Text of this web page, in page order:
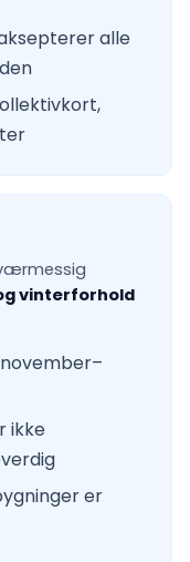
alle
vinterforhold
ikke
er